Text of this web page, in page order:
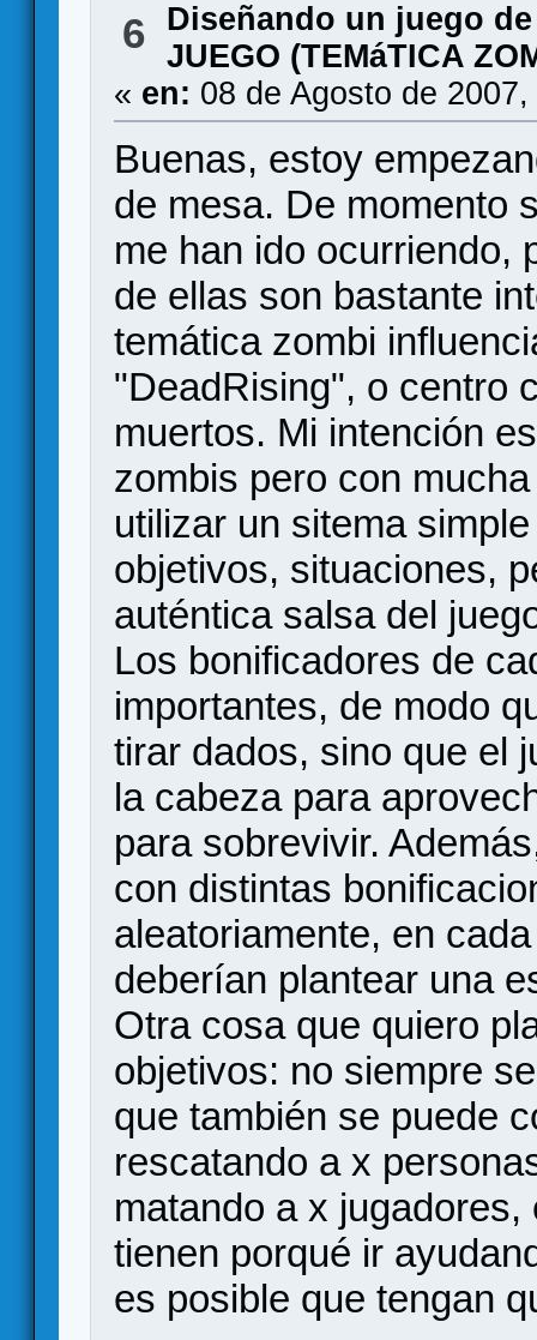
6
Diseñando un juego
JUEGO (TEMáTICA
« en: 08 de Agosto de
Buenas, estoy
de mesa. De momento
me han ido ocurriendo,
de ellas son bastante
temática zombi
"DeadRising", o centro
muertos. Mi intención
zombis pero con
utilizar un sitema
objetivos, situaciones,
auténtica salsa del
Los bonificadores de
importantes, de modo
tirar dados, sino que el
la cabeza para
para sobrevivir.
con distintas
aleatoriamente, en
deberían plantear una
Otra cosa que quiero
objetivos: no siempre
que también se puede
rescatando a x
matando a x
tienen porqué ir
es posible que tengan